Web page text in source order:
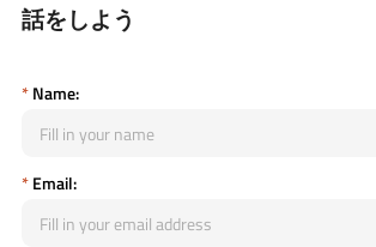
話をしよう
*Name:
*Email: